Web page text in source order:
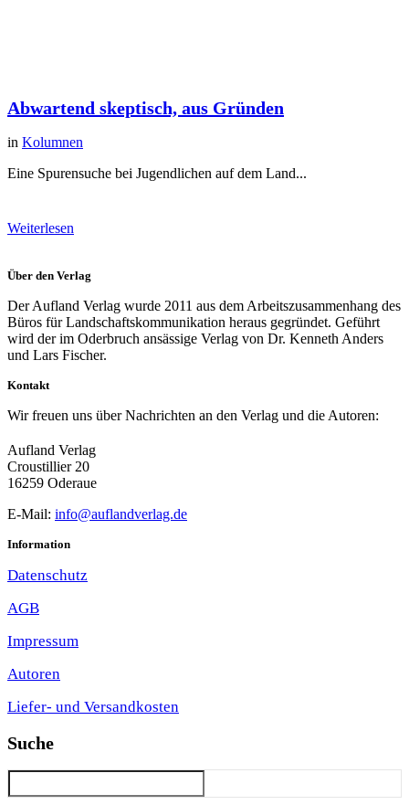
Abwartend skeptisch, aus Gründen
in Kolumnen
Eine Spurensuche bei Jugendlichen auf dem Land...
Weiterlesen
Über den Verlag
Der Aufland Verlag wurde 2011 aus dem Arbeitszusammenhang des
Büros für Landschaftskommunikation heraus gegründet. Geführt
wird der im Oderbruch ansässige Verlag von Dr. Kenneth Anders
und Lars Fischer.
Kontakt
Wir freuen uns über Nachrichten an den Verlag und die Autoren:
Aufland Verlag
Croustillier 20
16259 Oderaue
E-Mail: info@auflandverlag.de
Information
Datenschutz
AGB
Impressum
Autoren
Liefer- und Versandkosten
Suche
Suchen